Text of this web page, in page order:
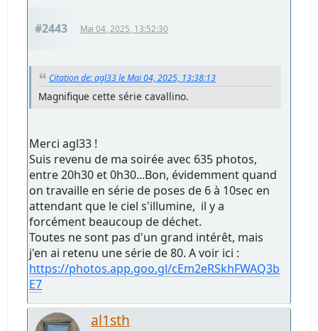
#2443 Mai 04, 2025, 13:52:30
Citation de: agl33 le Mai 04, 2025, 13:38:13
Magnifique cette série cavallino.
Merci agl33 !
Suis revenu de ma soirée avec 635 photos,
entre 20h30 et 0h30...Bon, évidemment quand
on travaille en série de poses de 6 à 10sec en
attendant que le ciel s'illumine, il y a
forcément beaucoup de déchet.
Toutes ne sont pas d'un grand intérêt, mais
j'en ai retenu une série de 80. A voir ici :
https://photos.app.goo.gl/cEm2eRSkhFWAQ3b
E7
al1sth